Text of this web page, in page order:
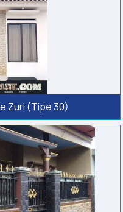
Zuri (Tipe 30)